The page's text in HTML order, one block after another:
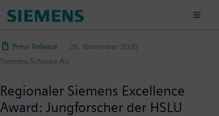
zum
Press Release
26. November 2020
Siemens Schweiz AG
Regionaler Siemens Excellence
Award: Jungforscher der HSLU